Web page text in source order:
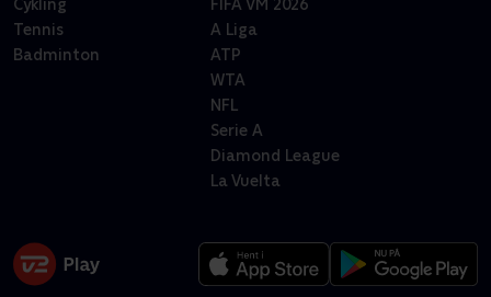
Cykling
Tennis
Badminton
FIFA VM 2026
A Liga
ATP
WTA
NFL
Serie A
Diamond League
La Vuelta